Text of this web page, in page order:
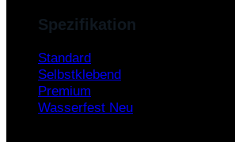
Spezifikation
Standard
Selbstklebend
Premium
Wasserfest